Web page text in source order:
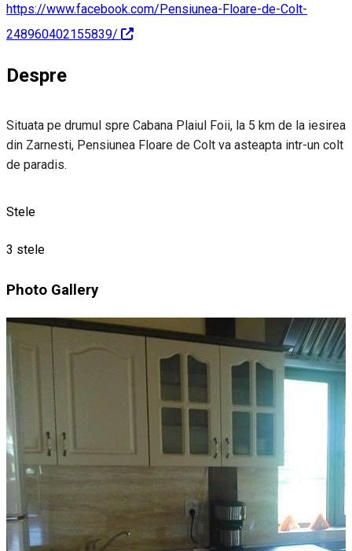
https://www.facebook.com/Pensiunea-Floare-de-Colt-
248960402155839/
Despre
Situata pe drumul spre Cabana Plaiul Foii, la 5 km de la iesirea
din Zarnesti, Pensiunea Floare de Colt va asteapta intr-un colt
de paradis.
Stele
3 stele
Photo Gallery